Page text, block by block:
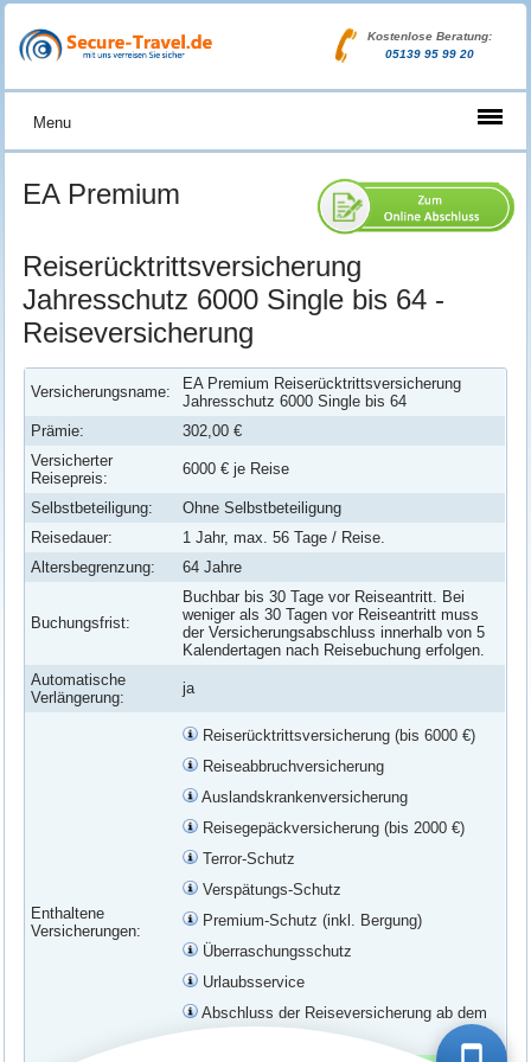
Kostenlose Beratung:
05139 95 99 20
Menu
EA Premium
Reiserücktrittsversicherung
Jahresschutz 6000 Single bis 64 -
Reiseversicherung
Versicherungsname:
EA Premium Reiserücktrittsversicherung
Jahresschutz 6000 Single bis 64
Prämie:
302,00 €
Versicherter
Reisepreis:
6000 € je Reise
Selbstbeteiligung:
Ohne Selbstbeteiligung
Reisedauer:
1 Jahr, max. 56 Tage / Reise.
Altersbegrenzung:
64 Jahre
Buchungsfrist:
Buchbar bis 30 Tage vor Reiseantritt. Bei
weniger als 30 Tagen vor Reiseantritt muss
der Versicherungsabschluss innerhalb von 5
Kalendertagen nach Reisebuchung erfolgen.
Automatische
Verlängerung:
ja
Enthaltene
Versicherungen:
Reiserücktrittsversicherung (bis 6000 €)
Reiseabbruchversicherung
Auslandskrankenversicherung
Reisegepäckversicherung (bis 2000 €)
Terror-Schutz
Verspätungs-Schutz
Premium-Schutz (inkl. Bergung)
Überraschungsschutz
Urlaubsservice
Abschluss der Reiseversicherung ab dem